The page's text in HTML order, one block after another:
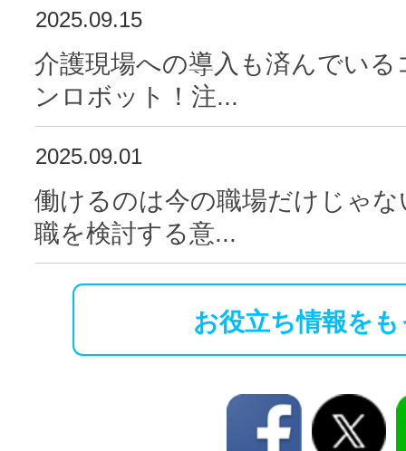
2025.09.15
介護現場への導入も済んでい
ンロボット！注...
2025.09.01
働けるのは今の職場だけじゃ
職を検討する意...
お役立ち情報を